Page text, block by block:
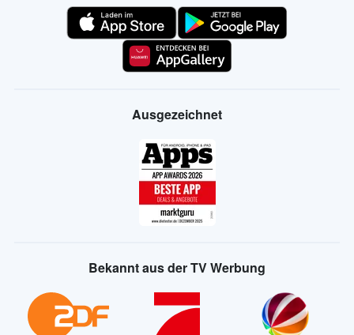
Ausgezeichnet
Bekannt aus der TV Werbung